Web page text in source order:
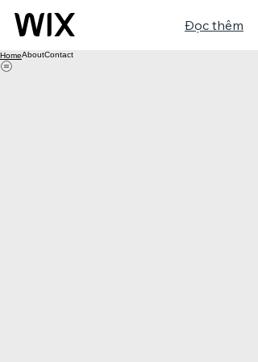
Đọc thêm